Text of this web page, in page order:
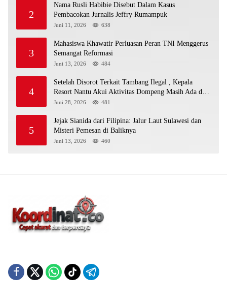
2
Nama Rusli Habibie Disebut Dalam Kasus
Pembacokan Jurnalis Jeffry Rumampuk
Juni 11, 2026 638
3
Mahasiswa Khawatir Perluasan Peran TNI Menggerus
Semangat Reformasi
Juni 13, 2026 484
4
Setelah Disorot Terkait Tambang Ilegal , Kepala
Resort Nantu Akui Aktivitas Dompeng Masih Ada di
Kawasan Konservasi
Juni 28, 2026 481
5
Jejak Sianida dari Filipina: Jalur Laut Sulawesi dan
Misteri Pemesan di Baliknya
Juni 13, 2026 460